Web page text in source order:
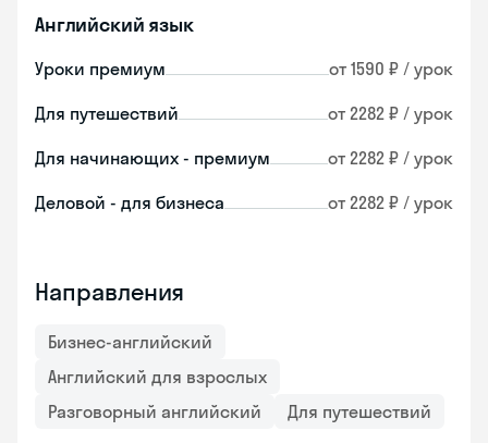
Английский язык
Уроки премиум от 1590 ₽ / урок
Для путешествий от 2282 ₽ / урок
Для начинающих - премиум от 2282 ₽ / урок
Деловой - для бизнеса от 2282 ₽ / урок
Направления
Бизнес-английский
Английский для взрослых
Разговорный английский
Для путешествий